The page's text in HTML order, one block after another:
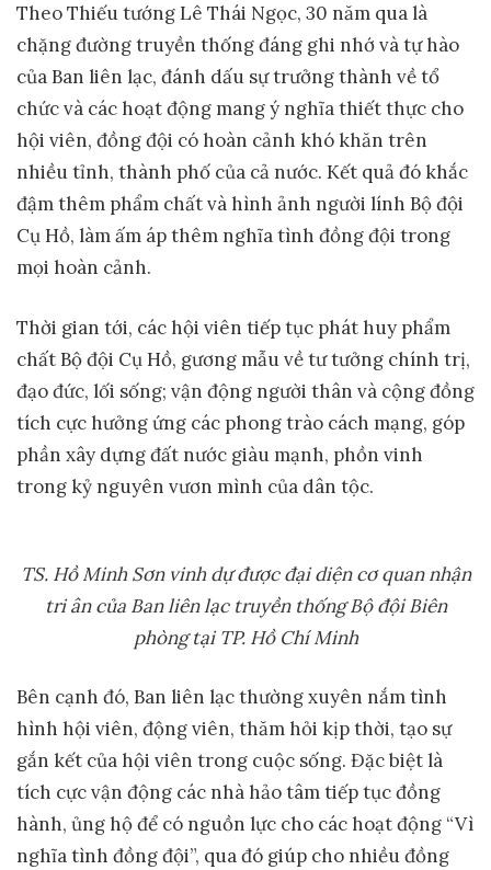
Theo Thiếu tướng Lê Thái Ngọc, 30 năm qua là
chặng đường truyền thống đáng ghi nhớ và tự hào
của Ban liên lạc, đánh dấu sự trưởng thành về tổ
chức và các hoạt động mang ý nghĩa thiết thực cho
hội viên, đồng đội có hoàn cảnh khó khăn trên
nhiều tỉnh, thành phố của cả nước. Kết quả đó khắc
đậm thêm phẩm chất và hình ảnh người lính Bộ đội
Cụ Hồ, làm ấm áp thêm nghĩa tình đồng đội trong
mọi hoàn cảnh.
Thời gian tới, các hội viên tiếp tục phát huy phẩm
chất Bộ đội Cụ Hồ, gương mẫu về tư tưởng chính trị,
đạo đức, lối sống; vận động người thân và cộng đồng
tích cực hưởng ứng các phong trào cách mạng, góp
phần xây dựng đất nước giàu mạnh, phồn vinh
trong kỷ nguyên vươn mình của dân tộc.
TS. Hồ Minh Sơn vinh dự được đại diện cơ quan nhận
tri ân của Ban liênlạc truyền thống Bộ đội Biên
phòng tại TP. Hồ Chí Minh
Bên cạnh đó, Ban liên lạc thường xuyên nắm tình
hình hội viên, động viên, thăm hỏi kịp thời, tạo sự
gắn kết của hội viên trong cuộc sống. Đặc biệt là
tích cực vận động các nhà hảo tâm tiếp tục đồng
hành, ủng hộ để có nguồn lực cho các hoạt động “Vì
nghĩa tình đồng đội”, qua đó giúp cho nhiều đồng